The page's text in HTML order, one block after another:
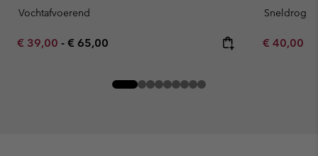
Vochtafvoerend
Minimum sale price:
€ 39,00 - Maximum price:
€ 65,00 Minimum
€ 40,00